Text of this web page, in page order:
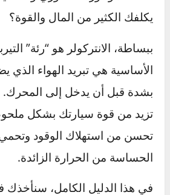
أنك سمعت بمصطلح “الانتركولر“.
يكلفك الكثير من المال والقوة؟
ببساطة، الانتركولر هو “رئة”
الأساسية هي تبريد الهواء الذي
بشدة قبل أن يدخل إلى المحرك.
تزيد من قوة سيارتك بشكل
تحسن من استهلاك الوقود وتحمي